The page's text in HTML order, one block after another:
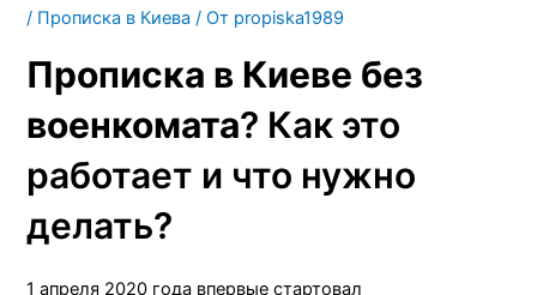
/ Прописка в Киева / От propiska1989
Прописка в Киеве без
военкомата? Как это
работает и что нужно
делать?
1 апреля 2020 года впервые стартовал